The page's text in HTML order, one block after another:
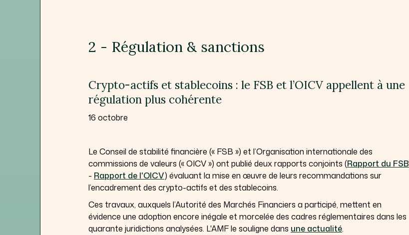
2 - Régulation & sanctions
Crypto-actifs et stablecoins : le FSB et l’OICV appellent à une
régulation plus cohérente
16 octobre
Le Conseil de stabilité financière (« FSB ») et l’Organisation internationale des
commissions de valeurs (« OICV ») ont publié deux rapports conjoints (Rapport du FSB
- Rapport de l'OICV) évaluant la mise en œuvre de leurs recommandations sur
l’encadrement des crypto-actifs et des stablecoins.
Ces travaux, auxquels l’Autorité des Marchés Financiers a participé, mettent en
évidence une adoption encore inégale et morcelée des cadres réglementaires dans les
quarante juridictions analysées. L'AMF le souligne dans une actualité.